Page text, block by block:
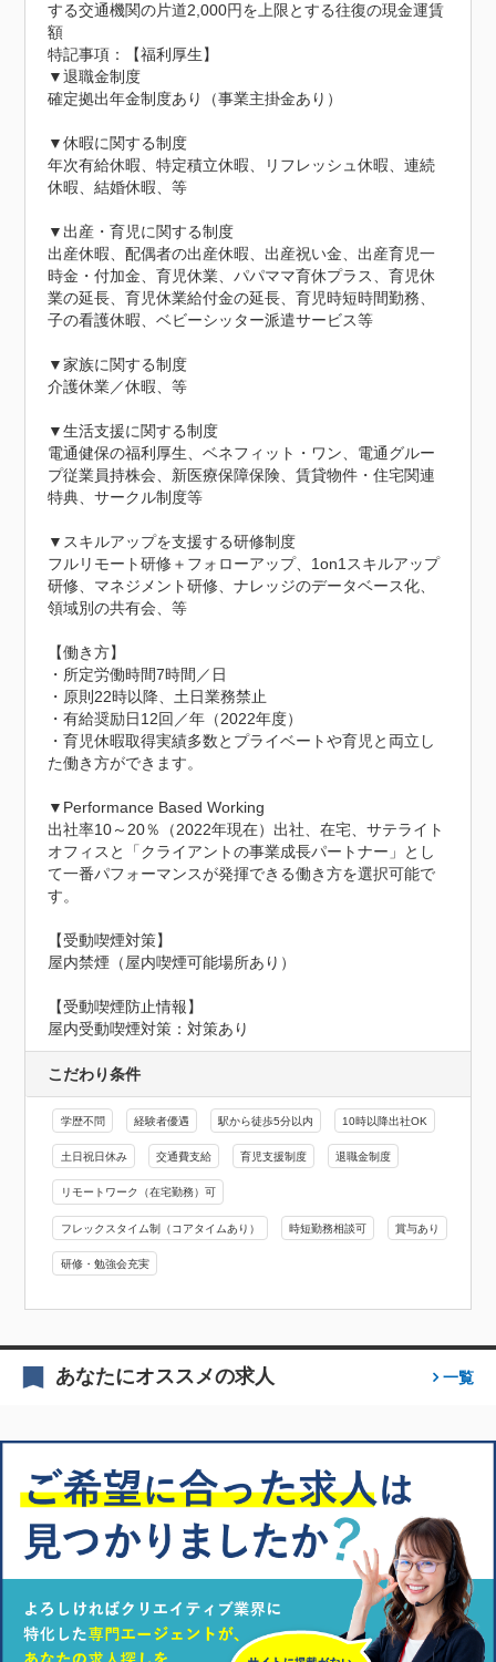
する交通機関の片道2,000円を上限とする往復の現金運賃
額
特記事項：【福利厚生】
▼退職金制度
確定拠出年金制度あり（事業主掛金あり）
▼休暇に関する制度
年次有給休暇、特定積立休暇、リフレッシュ休暇、連続
休暇、結婚休暇、等
▼出産・育児に関する制度
出産休暇、配偶者の出産休暇、出産祝い金、出産育児一
時金・付加金、育児休業、パパママ育休プラス、育児休
業の延長、育児休業給付金の延長、育児時短時間勤務、
子の看護休暇、ベビーシッター派遣サービス等
▼家族に関する制度
介護休業／休暇、等
▼生活支援に関する制度
電通健保の福利厚生、ベネフィット・ワン、電通グルー
プ従業員持株会、新医療保障保険、賃貸物件・住宅関連
特典、サークル制度等
▼スキルアップを支援する研修制度
フルリモート研修＋フォローアップ、1on1スキルアップ
研修、マネジメント研修、ナレッジのデータベース化、
領域別の共有会、等
【働き方】
・所定労働時間7時間／日
・原則22時以降、土日業務禁止
・有給奨励日12回／年（2022年度）
・育児休暇取得実績多数とプライベートや育児と両立し
た働き方ができます。
▼Performance Based Working
出社率10～20％（2022年現在）出社、在宅、サテライト
オフィスと「クライアントの事業成長パートナー」とし
て一番パフォーマンスが発揮できる働き方を選択可能で
す。
【受動喫煙対策】
屋内禁煙（屋内喫煙可能場所あり）
【受動喫煙防止情報】
屋内受動喫煙対策：対策あり
こだわり条件
学歴不問 経験者優遇 駅から徒歩5分以内 10時以降出社OK
土日祝日休み 交通費支給 育児支援制度 退職金制度
リモートワーク（在宅勤務）可
フレックスタイム制（コアタイムあり） 時短勤務相談可 賞与あり
研修・勉強会充実
あなたにオススメの求人 一覧